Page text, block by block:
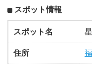
スポット情報
スポット名
住所